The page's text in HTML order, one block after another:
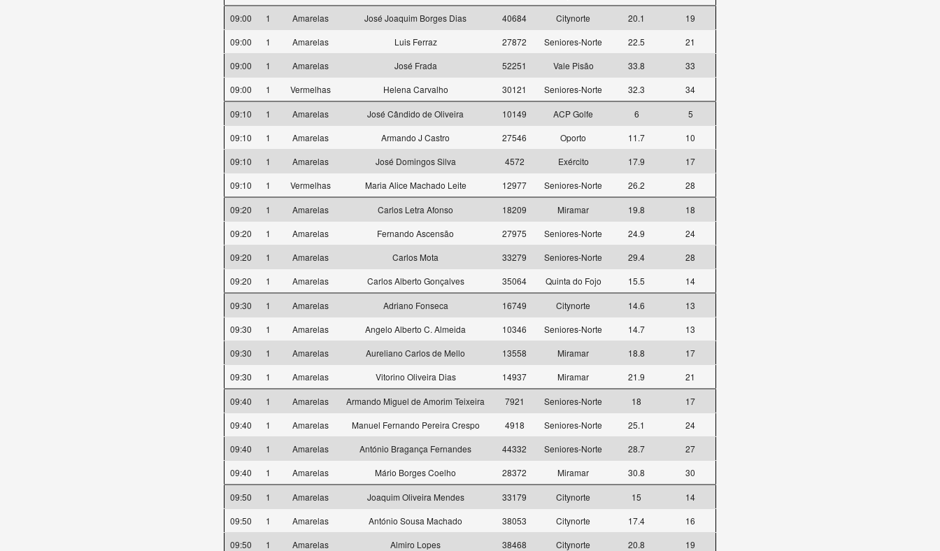
09:00 1 Amarelas José Joaquim Borges Dias 40684 Citynorte 20.1
19
09:00
1 Amarelas Luis Ferraz 27872 Seniores-Norte 22.5
21
09:00
1 Amarelas José Frada 52251 Vale Pisão 33.8
33
09:00
1 Vermelhas Helena Carvalho 30121 Seniores-Norte 32.3 34
09:10 1 Amarelas José Cândido de Oliveira 10149 ACP Golfe 6
5
09:10
1 Amarelas Armando J Castro 27546 Oporto 11.7
10
09:10
1 Amarelas José Domingos Silva 4572 Exército 17.9
17
09:10
1 Vermelhas Maria Alice Machado Leite 12977 Seniores-Norte 26.2 28
09:20 1 Amarelas Carlos Letra Afonso 18209 Miramar 19.8
18
09:20
1 Amarelas Fernando Ascensão 27975 Seniores-Norte 24.9
24
09:20
1 Amarelas Carlos Mota 33279 Seniores-Norte 29.4
28
09:20
1 Amarelas Carlos Alberto Gonçalves 35064 Quinta do Fojo 15.5 14
09:30 1 Amarelas Adriano Fonseca 16749 Citynorte 14.6
13
09:30
1 Amarelas Angelo Alberto C. Almeida 10346 Seniores-Norte 14.7
13
09:30
1 Amarelas Aureliano Carlos de Mello 13558 Miramar 18.8
17
09:30
1 Amarelas Vitorino Oliveira Dias 14937 Miramar 21.9 21
09:40 1 Amarelas Armando Miguel de Amorim Teixeira 7921 Seniores-Norte 18
17
09:40
1 Amarelas Manuel Fernando Pereira Crespo 4918 Seniores-Norte 25.1
24
09:40
1 Amarelas António Bragança Fernandes 44332 Seniores-Norte 28.7
27
09:40
1 Amarelas Mário Borges Coelho 28372 Miramar 30.8 30
09:50 1 Amarelas Joaquim Oliveira Mendes 33179 Citynorte 15
14
09:50
1 Amarelas António Sousa Machado 38053 Citynorte 17.4
16
09:50
1 Amarelas Almiro Lopes 38468 Citynorte 20.8
19